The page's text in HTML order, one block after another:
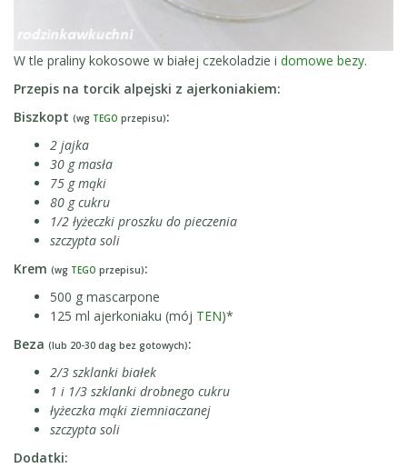
W tle praliny kokosowe w białej czekoladzie i domowe bezy.
Przepis na torcik alpejski z ajerkoniakiem:
Biszkopt (wg TEGO przepisu):
2 jajka
30 g masła
75 g mąki
80 g cukru
1/2 łyżeczki proszku do pieczenia
szczypta soli
Krem (wg TEGO przepisu):
500 g mascarpone
125 ml ajerkoniaku (mój TEN)*
Beza (lub 20-30 dag bez gotowych):
2/3 szklanki białek
1 i 1/3 szklanki drobnego cukru
łyżeczka mąki ziemniaczanej
szczypta soli
Dodatki: